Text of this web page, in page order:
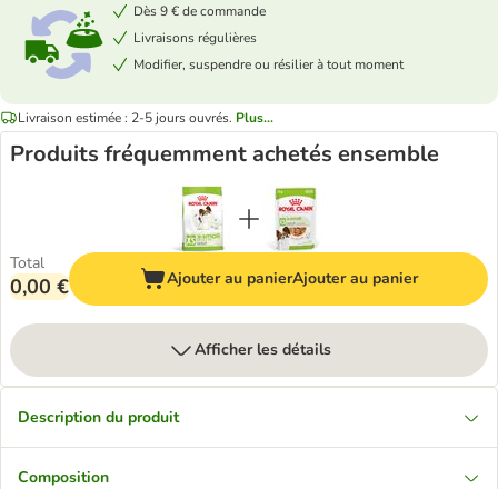
Dès 9 € de commande
Livraisons régulières
Modifier, suspendre ou résilier à tout moment
Livraison estimée : 2-5 jours ouvrés. Plus...
Produits fréquemment achetés ensemble
Total
0,00 € Ajouter au panierAjouter au panier
Afficher les détails
Description du produit
Composition